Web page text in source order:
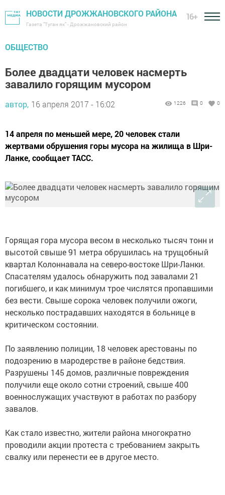
НОВОСТИ ДРОЖЖАНОВСКОГО РАЙОНА
Газета "Туган як" - Дрожжановский район
16+
ОБЩЕСТВО
Более двадцати человек насмерть
завалило горящим мусором
автор, 16 апреля 2017 - 16:02 1226 0 0
14 апреля по меньшей мере, 20 человек стали
жертвами обрушения горы мусора на жилища в Шри-
Ланке, сообщает ТАСС.
Горящая гора мусора весом в несколько тысяч тонн и
высотой свыше 91 метра обрушилась на трущобный
квартал Колоннавала на северо-востоке Шри-Ланки.
Спасателям удалось обнаружить под завалами 21
погибшего, и как минимум трое числятся пропавшими
без вести. Свыше сорока человек получили ожоги,
несколько пострадавших находятся в больнице в
критическом состоянии.
По заявлению полиции, 18 человек арестованы по
подозрению в мародерстве в районе бедствия.
Разрушены 145 домов, различные повреждения
получили еще около сотни строений, свыше 400
военнослужащих участвуют в работах по разбору
завалов.
Как стало известно, жители района многократно
проводили акции протеста с требованием закрыть
свалку или перенести ее в другое место.